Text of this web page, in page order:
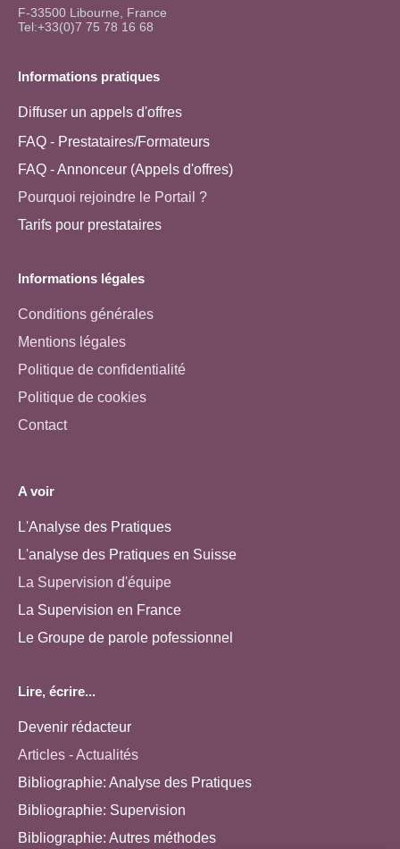
F-33500 Libourne, France
Tel:+33(0)7 75 78 16 68
Informations pratiques
Diffuser un appels d'offres
FAQ - Prestataires/Formateurs
FAQ - Annonceur (Appels d'offres)
Pourquoi rejoindre le Portail ?
Tarifs pour prestataires
Informations légales
Conditions générales
Mentions légales
Politique de confidentialité
Politique de cookies
Contact
A voir
L'Analyse des Pratiques
L'analyse des Pratiques en Suisse
La Supervision d'équipe
La Supervision en France
Le Groupe de parole pofessionnel
Lire, écrire...
Devenir rédacteur
Articles - Actualités
Bibliographie: Analyse des Pratiques
Bibliographie: Supervision
Bibliographie: Autres méthodes